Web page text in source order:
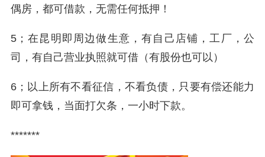
偶房，都可借款，无需任何抵押！
5；在昆明即周边做生意，有自己店铺，工厂，公
司，有自己营业执照就可借（有股份也可以）
6；以上所有不看征信，不看负债，只要有偿还能力
即可拿钱，当面打欠条，一小时下款。
*******